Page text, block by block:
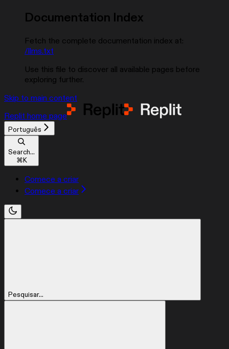
Documentation Index
Fetch the complete documentation index at:
/llms.txt
Use this file to discover all available pages before
exploring further.
Skip to main content
Replit home page
Português
Search...
⌘K
Comece a criar
Comece a criar
Pesquisar...